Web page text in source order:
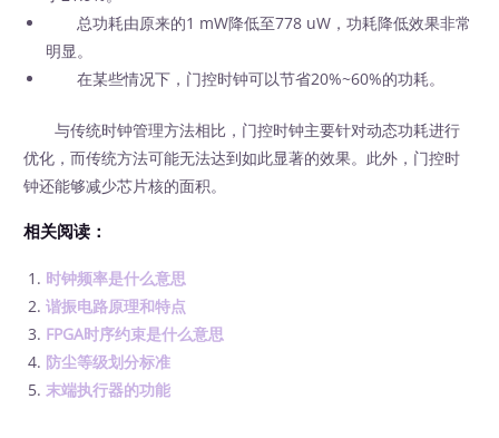
总功耗由原来的1 mW降低至778 uW，功耗降低效果非常
明显。
在某些情况下，门控时钟可以节省20%~60%的功耗。
与传统时钟管理方法相比，门控时钟主要针对动态功耗进行
优化，而传统方法可能无法达到如此显著的效果。此外，门控时
钟还能够减少芯片核的面积。
相关阅读：
时钟频率是什么意思
谐振电路原理和特点
FPGA时序约束是什么意思
防尘等级划分标准
末端执行器的功能